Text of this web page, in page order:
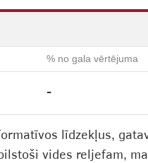
% no gala vērtējuma
-
līdzekļus,
vides reljefam,